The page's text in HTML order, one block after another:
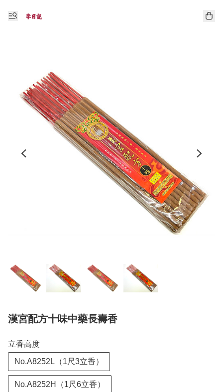
漢宮配方十味中藥長壽香
立香高度
No.A8252L（1尺3立香）
No.A8252H（1尺6立香）